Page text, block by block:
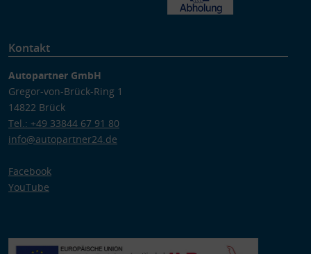
Kontakt
Autopartner GmbH
Gregor-von-Brück-Ring 1
14822 Brück
Tel.: +49 33844 67 91 80
info@autopartner24.de
Facebook
YouTube